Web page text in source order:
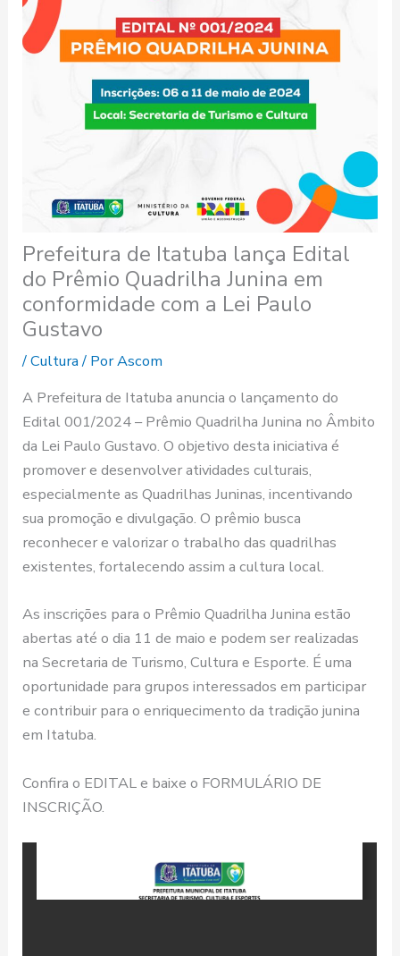
Prefeitura de Itatuba lança Edital
do Prêmio Quadrilha Junina em
conformidade com a Lei Paulo
Gustavo
/Cultura/ PorAscom
A Prefeitura de Itatuba anuncia o lançamento do
Edital 001/2024 – Prêmio Quadrilha Junina no Âmbito
da Lei Paulo Gustavo. O objetivo desta iniciativa é
promover e desenvolver atividades culturais,
especialmente as Quadrilhas Juninas, incentivando
sua promoção e divulgação. O prêmio busca
reconhecer e valorizar o trabalho das quadrilhas
existentes, fortalecendo assim a cultura local.
As inscrições para o Prêmio Quadrilha Junina estão
abertas até o dia 11 de maio e podem ser realizadas
na Secretaria de Turismo, Cultura e Esporte. É uma
oportunidade para grupos interessados em participar
e contribuir para o enriquecimento da tradição junina
em Itatuba.
Confira o EDITAL e baixe o FORMULÁRIO DE
INSCRIÇÃO.